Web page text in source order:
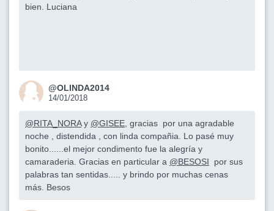
bien. Luciana
@OLINDA2014
14/01/2018
@RITA_NORAy @GISEE , gracias por una agradable
noche , distendida , con linda compañia. Lo pasé muy
bonito......el mejor condimento fue la alegría y
camaraderia. Gracias en particular a @BESOSI por sus
palabras tan sentidas..... y brindo por muchas cenas
más. Besos